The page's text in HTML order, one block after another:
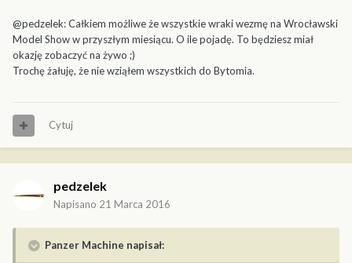
@pedzelek: Całkiem możliwe że wszystkie wraki wezmę na Wrocławski
Model Show w przyszłym miesiącu. O ile pojadę. To będziesz miał
okazję zobaczyć na żywo ;)
Trochę żałuję, że nie wziąłem wszystkich do Bytomia.
Cytuj
pedzelek
Napisano 21 Marca 2016
Panzer Machine napisał: